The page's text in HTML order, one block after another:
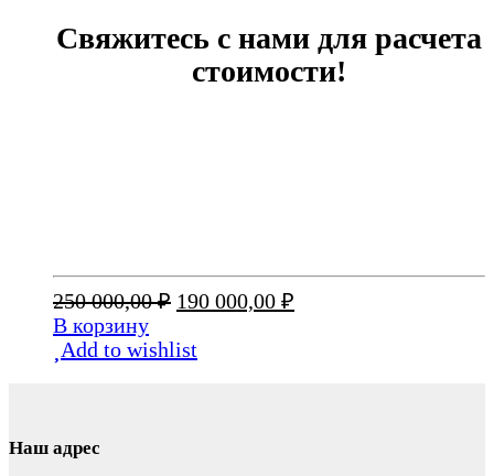
Свяжитесь с нами для расчета
стоимости!
250 000,00₽ Первоначальная
составляла
190 000,00 ₽
В корзину
Add to wishlist
Наш адрес